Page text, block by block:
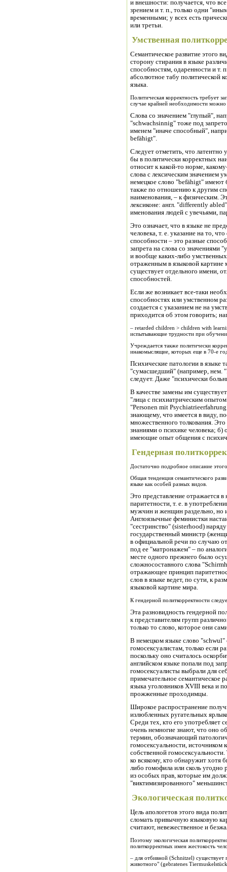
и внешности: получается, что
зрением и т. п., только одни
временными; у всех есть
или третьи.
Умственная
Семантическое развитие этого
сторону стирания в языке
способностям, одаренности и т.
абсолютное табу политической
языка.
Политическая корректность требует
случае крайней необходимости
Слова со значением "глупый",
"schwachsinnig" тоже под
именем "иначе способный",
befähigt".
Следует отметить, что латентно
бы в политически корректных
относит к какой-то норме,
слова с лексическим значением
немецкое слово "befähigt" имеют
также по отношению к другим
наименования, – к физическим.
лексиконе: англ. "differently
именования людей с увечьями,
Это означает, что в языке не
человека, т. е. указание на то,
способности – это разные
запрета на слова со значениями
и вообще каких-либо умственных
отраженным в языковой картине
существует отдельного имени,
способностей.
Если же возникает все-таки
способностях или умственном
создается с указанием не на
приходится об этом говорить;
– retarded children > children with
испытывающие трудности при
Учреждается также политически
инакомыслящие, которых еще в 70-е
Психические патологии в языке
"сумасшедший" (например, нем.
следует. Даже "психически
В качестве замены им
"лица с психиатрическим
"Personen mit
знающему, что имеется в виду,
множественного толкования.
знаниями о психике человека; б)
имеющие опыт общения с
Гендерная
Достаточно подробное описание
Общая тенденция семантического
языке как особей разных видов.
Это представление отражается
паритетности, т. е. в
мужчин и женщин раздельно, но
Англоязычные феминистки
"сестринство" (sisterhood)
государственный министр
в официальной речи по случаю
под ее "матронажем" – по
месте одного прежнего было
сложносоставного слова
отражающее принцип
слов в языке ведет, по сути, к
языковой картине мира.
К гендерной политкорректности
Эта разновидность гендерной
к представителям групп
только то слово, которое они
В немецком языке слово
гомосексуалистам, только если
поскольку оно считалось
английском языке попали под
гомосексуалисты выбрали для
примечательное семантическое
языка уголовников XVIII века и
прожженные проходимцы.
Широкое распространение
излюбленных ругательных
Среди тех, кто его употребляет
очень немногие знают, что оно
термин, обозначающий
гомосексуальности, источником
собственной
ко всякому, кто обнаружит хотя
либо гомофила или сколь угодно
из особых прав, которые им
"виктимизированного"
Экологическая
Цель апологетов этого вида
сломать привычную языковую
считают, невежественное и
Поэтому экологическая
политкорректных имен жестокость
– для отбивной (Schnitzel)
животного" (gebratenes